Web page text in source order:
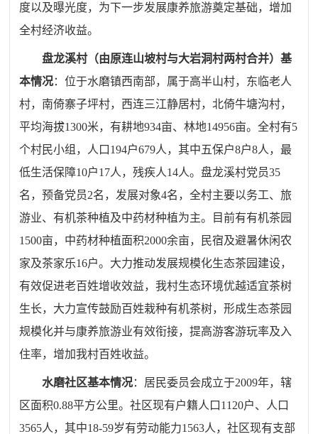
度以及曝光度，为下一步发展康养旅游奠定基础，增加
全村经济收益。
盘龙溪村（由原连山坡村与大岩洞村两村合并）基
本情况：位于水磨镇西南部，属于高半山村，东临老人
村，南倚寨子坪村，西连三江静居村，北倚牛塘沟村，
平均海拔1300米，有耕地934亩、林地14956亩。全村有5
个村民小组，人口194户679人，其中五保户8户8人，最
低生活保障10户17人，残疾人14人。盘龙溪村党员35
名，预备党员2名，发展对象4名，全村主要以务工、旅
游业、有机茶种植及中药材种植为主。
目前有有机茶园
1500亩，中药材种植面积2000余亩，民宿及避暑休闲农
家及茶家乐16户。 大力推动发展规模化生态茶园建设，
有效促进老百姓增收效益，我村生态环境优越适宜茶树
生长，大力宣传鼓励百姓栽种有机茶树，形成生态茶园
规模化并与康养旅游业有效衔接，提高游客游玩率及入
住率，增加我村百姓收益。
水磨社区基本情况： 居民委员会成立于2009年，辖
区面积0.88平方公里。社区现有户籍人口1120户、人口
3565人，其中18-59岁有劳动能力1563人，社区现有支部